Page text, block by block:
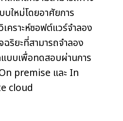
ใหม่โดยอาศัยการ
คราะห์ซอฟต์แวร์จำลอง
ริยะที่สามารถจำลอง
บบเพื่อทดสอบผ่านการ
premise และ In
cloud